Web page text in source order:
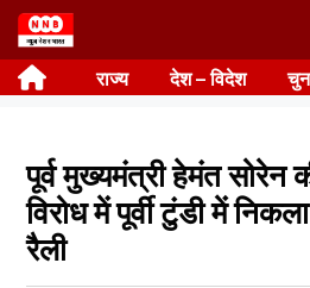
Skip
to
content राज्य देश – विदेश
पूर्व मुख्यमंत्री हेमंत सोरेन
विरोध में पूर्वी टुंडी में
रैली